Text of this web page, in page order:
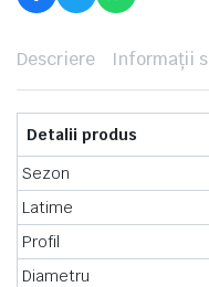
Descriere Informații
Detalii produs
Sezon
Latime
Profil
Diametru